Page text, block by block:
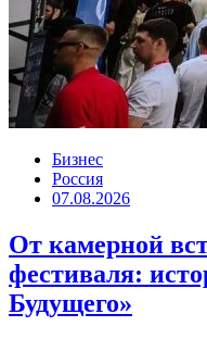
Бизнес
Россия
07.08.2026
От камерной
фестиваля:
Будущего»